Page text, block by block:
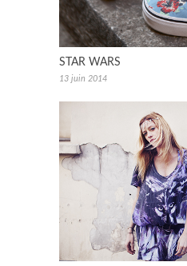
STAR WARS
13 juin 2014